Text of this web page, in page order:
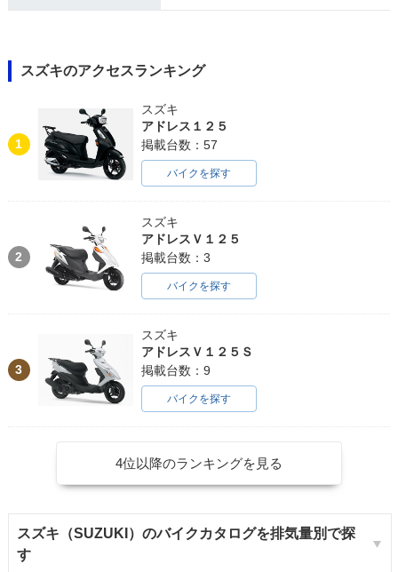
スズキのアクセスランキング
1
スズキ
アドレス１２５
掲載台数：57
バイクを探す
2
スズキ
アドレスＶ１２５
掲載台数：3
バイクを探す
3
スズキ
アドレスＶ１２５Ｓ
掲載台数：9
バイクを探す
4位以降のランキングを見る
スズキ（SUZUKI）のバイクカタログを排気量別で探
す